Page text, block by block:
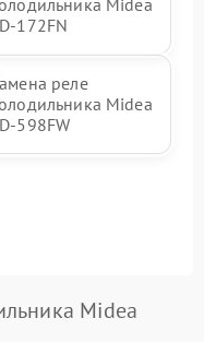
Midea
172FN
реле
Midea
598FW
Midea